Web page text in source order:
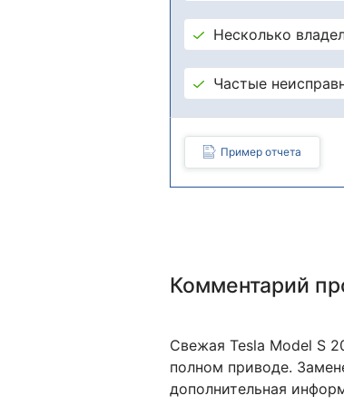
Несколько
Частые
Пример отчета
Комментарий
Свежая Tesla Model S
полном приводе.
дополнительная